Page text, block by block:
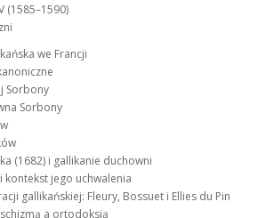
(1585–1590)
we Francji
Sorbony
Sorbony
(1682) i gallikanie duchowni
kontekst jego uchwalenia
gallikańskiej: Fleury, Bossuet i Ellies du Pin
a ortodoksją